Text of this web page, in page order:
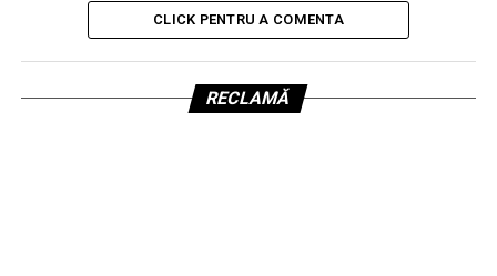
CLICK PENTRU A COMENTA
RECLAMĂ